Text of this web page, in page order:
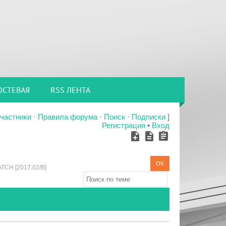
RSS ЛЕНТА
· Правила форума · Поиск · Подписки ]
Регистрация • Вход
[2017.02/B]